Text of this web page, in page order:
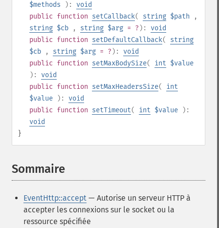
$methods
): void
public function setCallback( string $path
,
string $cb , string $arg = ? ): void
public function setDefaultCallback(
string
$cb
, string $arg = ? ): void
public function setMaxBodySize( int $value
): void
public function setMaxHeadersSize(
int
$value
): void
public function setTimeout( int $value
):
void
}
Sommaire
EventHttp::accept — Autorise un serveur HTTP à
accepter les connexions sur le socket ou la
ressource spécifiée